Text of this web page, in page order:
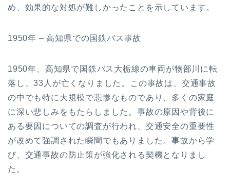
め、効果的な対処が難しかったことを示しています。
1950年 – 高知県での国鉄バス事故
1950年、高知県で国鉄バス大栃線の車両が物部川に転
落し、33人が亡くなりました。この事故は、交通事故
の中でも特に大規模で悲惨なものであり、多くの家庭
に深い悲しみをもたらしました。事故の原因や背後に
ある要因についての調査が行われ、交通安全の重要性
が改めて強調された瞬間でもありました。事故から学
び、交通事故の防止策が強化される契機となりまし
た。